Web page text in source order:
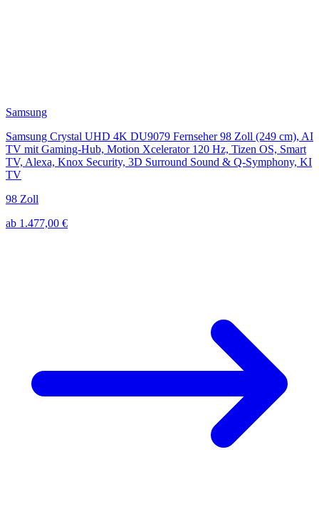
Samsung
Samsung Crystal UHD 4K DU9079 Fernseher 98 Zoll (249 cm), AI
TV mit Gaming-Hub, Motion Xcelerator 120 Hz, Tizen OS, Smart
TV, Alexa, Knox Security, 3D Surround Sound & Q-Symphony, KI
TV
98 Zoll
ab 1.477,00 €